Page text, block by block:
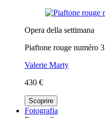
Opera della settimana
Piaftone rouge numéro 3
Valerie Marty
430 €
Scoprire
Fotografia